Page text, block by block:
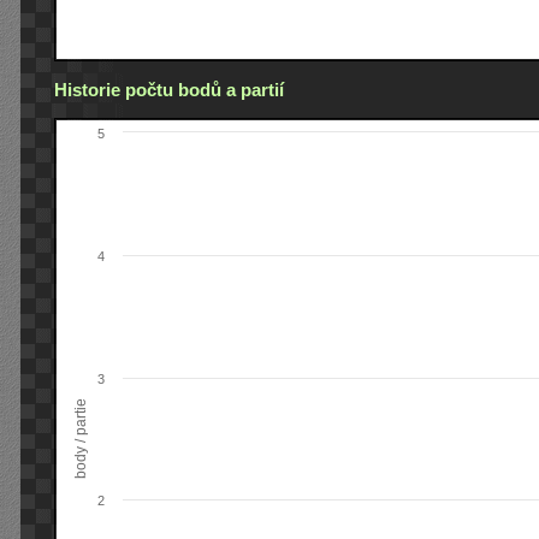
Historie počtu bodů a partií
body / partie
2
3
4
5